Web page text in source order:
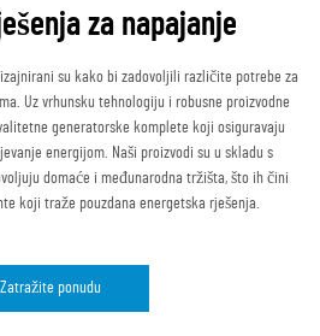
za napajanje
su kako bi zadovoljili različite potrebe za
Uz vrhunsku tehnologiju i robusne proizvodne
generatorske komplete koji osiguravaju
energijom. Naši proizvodi su u skladu s
domaće i međunarodna tržišta, što ih čini
koji traže pouzdana energetska rješenja.
Zatražite ponudu